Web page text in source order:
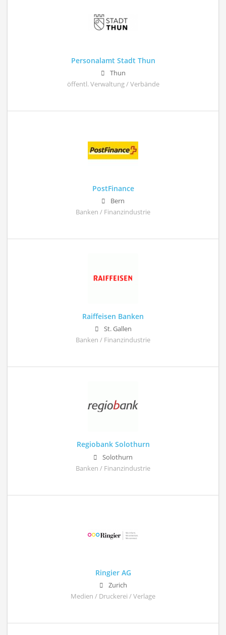
Personalamt Stadt Thun
Thun
öffentl. Verwaltung / Verbände
PostFinance
Bern
Banken / Finanzindustrie
Raiffeisen Banken
St. Gallen
Banken / Finanzindustrie
Regiobank Solothurn
Solothurn
Banken / Finanzindustrie
Ringier AG
Zurich
Medien / Druckerei / Verlage